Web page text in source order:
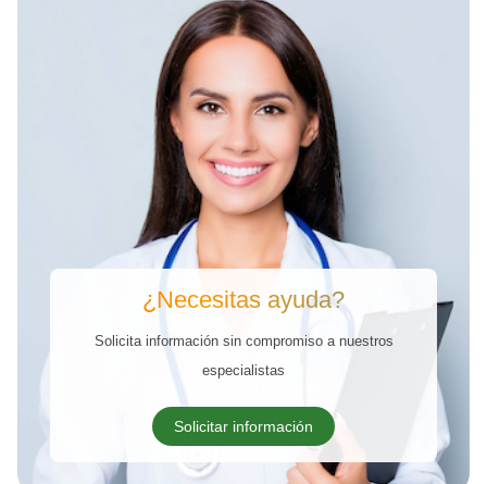
¿Necesitas ayuda?
Solicita información sin compromiso a nuestros
especialistas
Solicitar información